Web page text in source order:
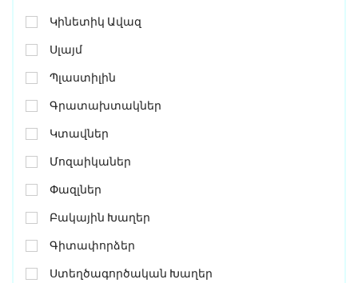
Կինետիկ Ավազ
Սլայմ
Պլաստիլին
Գրատախտակներ
Կտավներ
Մոզաիկաներ
Փազլներ
Բակային Խաղեր
Գիտափորձեր
Ստեղծագործական Խաղեր